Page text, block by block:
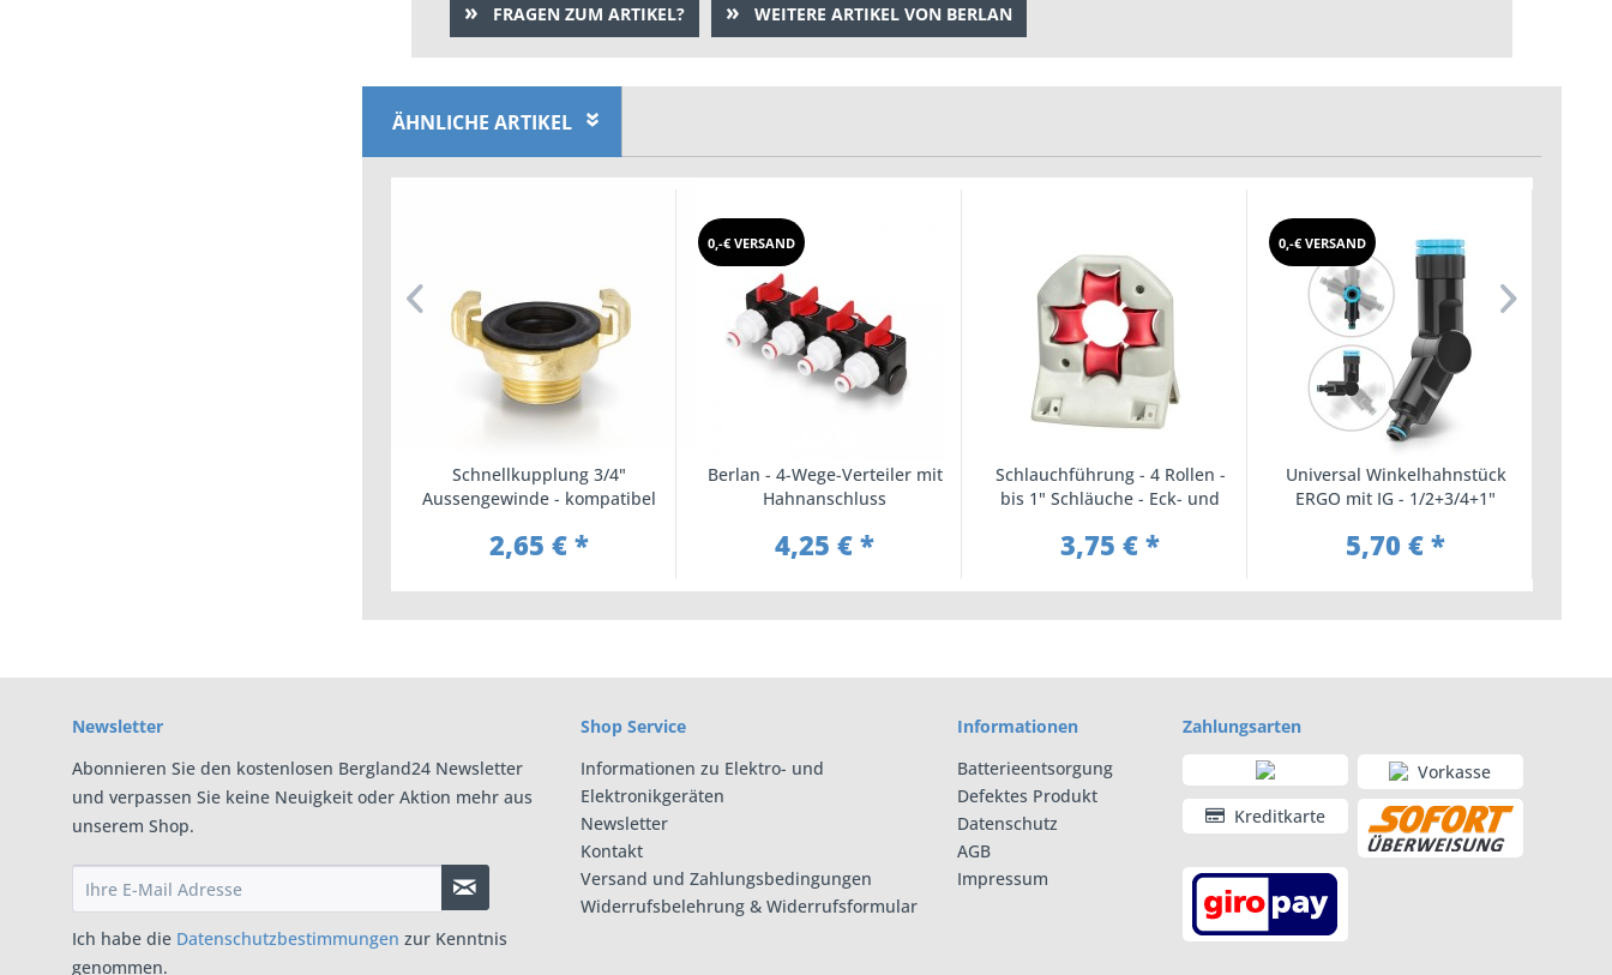
FRAGEN ZUM ARTIKEL? WEITERE ARTIKEL VON BERLAN
ÄHNLICHE ARTIKEL
Schnellkupplung 3/4"
Aussengewinde - kompatibel
2,65 € *
0,-€ VERSAND
Berlan - 4-Wege-Verteiler mit
Hahnanschluss
4,25 € *
Schlauchführung - 4 Rollen -
bis 1" Schläuche - Eck- und
3,75 € *
0,-€ VERSAND
Universal Winkelhahnstück
ERGO mit IG - 1/2+3/4+1"
5,70 € *
Newsletter
Abonnieren Sie den kostenlosen Bergland24 Newsletter
und verpassen Sie keine Neuigkeit oder Aktion mehr aus
unserem Shop.
Ich habe die Datenschutzbestimmungen zur Kenntnis
genommen.
Shop Service
Informationen zu Elektro- und
Elektronikgeräten
Newsletter
Kontakt
Versand und Zahlungsbedingungen
Widerrufsbelehrung & Widerrufsformular
Informationen
Batterieentsorgung
Defektes Produkt
Datenschutz
AGB
Impressum
Zahlungsarten
Vorkasse
Kreditkarte